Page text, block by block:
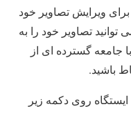
برای ویرایش تصاویر خود
تصاویر خود را به
جامعه گسترده ای از
باشید.
روی دکمه زیر